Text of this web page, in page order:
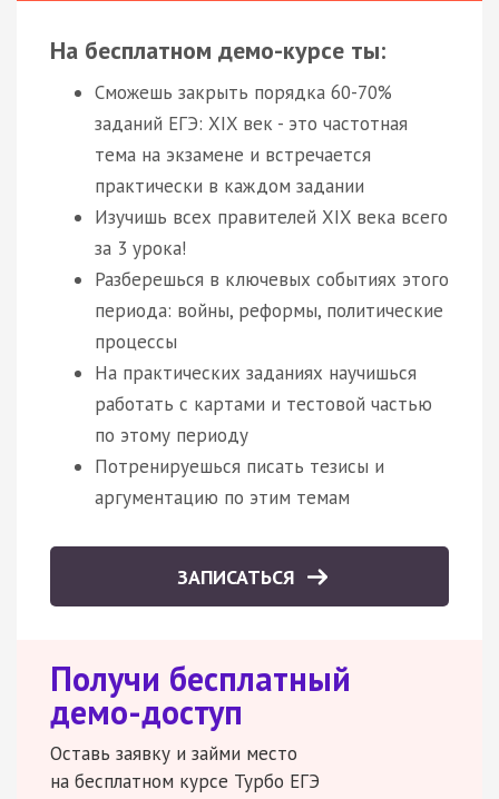
На бесплатном демо-курсе ты:
Сможешь закрыть порядка 60-70%
заданий ЕГЭ: XIX век - это частотная
тема на экзамене и встречается
практически в каждом задании
Изучишь всех правителей XIX века всего
за 3 урока!
Разберешься в ключевых событиях этого
периода: войны, реформы, политические
процессы
На практических заданиях научишься
работать с картами и тестовой частью
по этому периоду
Потренируешься писать тезисы и
аргументацию по этим темам
ЗАПИСАТЬСЯ
Получи бесплатный
демо-доступ
Оставь заявку и займи место
на бесплатном курсе Турбо ЕГЭ